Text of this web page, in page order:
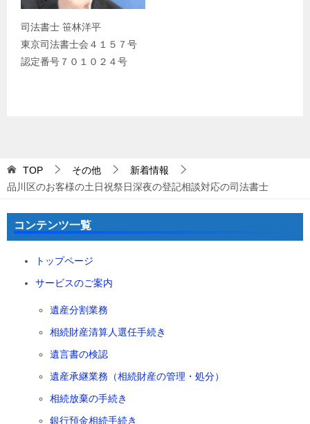
司法書士 笹林洋平
東京司法書士会４１５７号
認定番号７０１０２４号
TOP その他
新着情報
品川区のお客様の土日祝祭日深夜の登記相談対応の司法書士
コンテンツ一覧
トップページ
サービスのご案内
遺産分割業務
相続財産清算人選任手続き
遺言書の検認
遺産承継業務（相続財産の管理・処分）
相続放棄の手続き
銀行預金相続手続き